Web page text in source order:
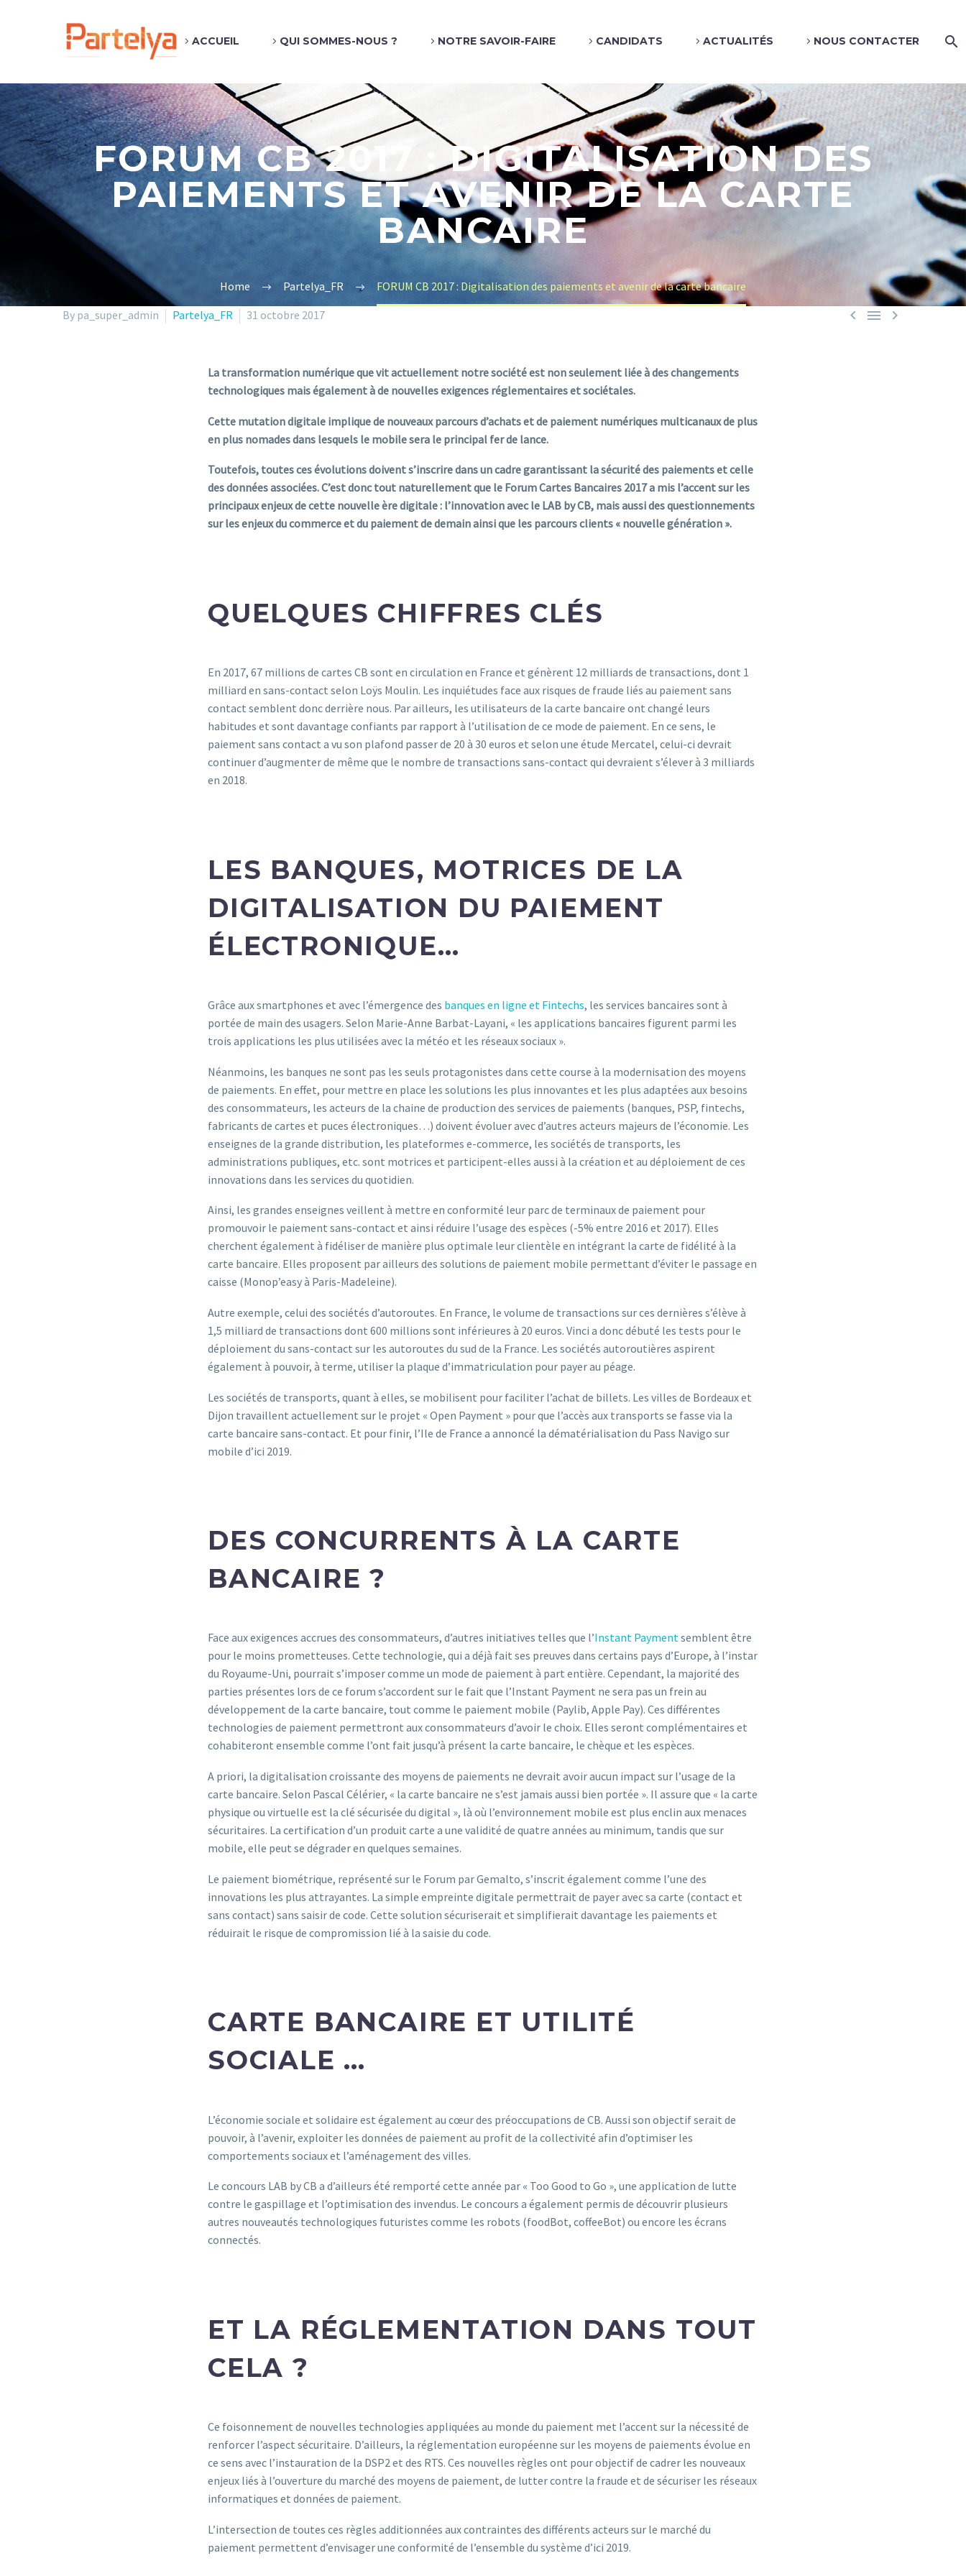
ACCUEIL QUI SOMMES-NOUS ? NOTRE SAVOIR-FAIRE CANDIDATS ACTUALITÉS NOUS CONTACTER
FORUM CB 2017 : DIGITALISATION DES
PAIEMENTS ET AVENIR DE LA CARTE
BANCAIRE
Home Partelya_FR FORUM CB 2017 : Digitalisation des paiements et avenir de la carte bancaire
  
By pa_super_admin Partelya_FR 31 octobre 2017
La transformation numérique que vit actuellement notre société est non seulement liée à des changements
technologiques mais également à de nouvelles exigences réglementaires et sociétales.
Cette mutation digitale implique de nouveaux parcours d’achats et de paiement numériques multicanaux de plus
en plus nomades dans lesquels le mobile sera le principal fer de lance.
Toutefois, toutes ces évolutions doivent s’inscrire dans un cadre garantissant la sécurité des paiements et celle
des données associées. C’est donc tout naturellement que le Forum Cartes Bancaires 2017 a mis l’accent sur les
principaux enjeux de cette nouvelle ère digitale : l’innovation avec le LAB by CB, mais aussi des questionnements
sur les enjeux du commerce et du paiement de demain ainsi que les parcours clients « nouvelle génération ».
QUELQUES CHIFFRES CLÉS
En 2017, 67 millions de cartes CB sont en circulation en France et génèrent 12 milliards de transactions, dont 1
milliard en sans-contact selon Loÿs Moulin. Les inquiétudes face aux risques de fraude liés au paiement sans
contact semblent donc derrière nous. Par ailleurs, les utilisateurs de la carte bancaire ont changé leurs
habitudes et sont davantage confiants par rapport à l’utilisation de ce mode de paiement. En ce sens, le
paiement sans contact a vu son plafond passer de 20 à 30 euros et selon une étude Mercatel, celui-ci devrait
continuer d’augmenter de même que le nombre de transactions sans-contact qui devraient s’élever à 3 milliards
en 2018.
LES BANQUES, MOTRICES DE LA
DIGITALISATION DU PAIEMENT
ÉLECTRONIQUE…
Grâce aux smartphones et avec l’émergence des banques en ligne et Fintechs, les services bancaires sont à
portée de main des usagers. Selon Marie-Anne Barbat-Layani, « les applications bancaires figurent parmi les
trois applications les plus utilisées avec la météo et les réseaux sociaux ».
Néanmoins, les banques ne sont pas les seuls protagonistes dans cette course à la modernisation des moyens
de paiements. En effet, pour mettre en place les solutions les plus innovantes et les plus adaptées aux besoins
des consommateurs, les acteurs de la chaine de production des services de paiements (banques, PSP, fintechs,
fabricants de cartes et puces électroniques…) doivent évoluer avec d’autres acteurs majeurs de l’économie. Les
enseignes de la grande distribution, les plateformes e-commerce, les sociétés de transports, les
administrations publiques, etc. sont motrices et participent-elles aussi à la création et au déploiement de ces
innovations dans les services du quotidien.
Ainsi, les grandes enseignes veillent à mettre en conformité leur parc de terminaux de paiement pour
promouvoir le paiement sans-contact et ainsi réduire l’usage des espèces (-5% entre 2016 et 2017). Elles
cherchent également à fidéliser de manière plus optimale leur clientèle en intégrant la carte de fidélité à la
carte bancaire. Elles proposent par ailleurs des solutions de paiement mobile permettant d’éviter le passage en
caisse (Monop’easy à Paris-Madeleine).
Autre exemple, celui des sociétés d’autoroutes. En France, le volume de transactions sur ces dernières s’élève à
1,5 milliard de transactions dont 600 millions sont inférieures à 20 euros. Vinci a donc débuté les tests pour le
déploiement du sans-contact sur les autoroutes du sud de la France. Les sociétés autoroutières aspirent
également à pouvoir, à terme, utiliser la plaque d’immatriculation pour payer au péage.
Les sociétés de transports, quant à elles, se mobilisent pour faciliter l’achat de billets. Les villes de Bordeaux et
Dijon travaillent actuellement sur le projet « Open Payment » pour que l’accès aux transports se fasse via la
carte bancaire sans-contact. Et pour finir, l’Ile de France a annoncé la dématérialisation du Pass Navigo sur
mobile d’ici 2019.
DES CONCURRENTS À LA CARTE
BANCAIRE ?
Face aux exigences accrues des consommateurs, d’autres initiatives telles que l’Instant Paymentsemblent être
pour le moins prometteuses. Cette technologie, qui a déjà fait ses preuves dans certains pays d’Europe, à l’instar
du Royaume-Uni, pourrait s’imposer comme un mode de paiement à part entière. Cependant, la majorité des
parties présentes lors de ce forum s’accordent sur le fait que l’Instant Payment ne sera pas un frein au
développement de la carte bancaire, tout comme le paiement mobile (Paylib, Apple Pay). Ces différentes
technologies de paiement permettront aux consommateurs d’avoir le choix. Elles seront complémentaires et
cohabiteront ensemble comme l’ont fait jusqu’à présent la carte bancaire, le chèque et les espèces.
A priori, la digitalisation croissante des moyens de paiements ne devrait avoir aucun impact sur l’usage de la
carte bancaire. Selon Pascal Célérier, « la carte bancaire ne s’est jamais aussi bien portée ». Il assure que « la carte
physique ou virtuelle est la clé sécurisée du digital », là où l’environnement mobile est plus enclin aux menaces
sécuritaires. La certification d’un produit carte a une validité de quatre années au minimum, tandis que sur
mobile, elle peut se dégrader en quelques semaines.
Le paiement biométrique, représenté sur le Forum par Gemalto, s’inscrit également comme l’une des
innovations les plus attrayantes. La simple empreinte digitale permettrait de payer avec sa carte (contact et
sans contact) sans saisir de code. Cette solution sécuriserait et simplifierait davantage les paiements et
réduirait le risque de compromission lié à la saisie du code.
CARTE BANCAIRE ET UTILITÉ
SOCIALE …
L’économie sociale et solidaire est également au cœur des préoccupations de CB. Aussi son objectif serait de
pouvoir, à l’avenir, exploiter les données de paiement au profit de la collectivité afin d’optimiser les
comportements sociaux et l’aménagement des villes.
Le concours LAB by CB a d’ailleurs été remporté cette année par « Too Good to Go », une application de lutte
contre le gaspillage et l’optimisation des invendus. Le concours a également permis de découvrir plusieurs
autres nouveautés technologiques futuristes comme les robots (foodBot, coffeeBot) ou encore les écrans
connectés.
ET LA RÉGLEMENTATION DANS TOUT
CELA ?
Ce foisonnement de nouvelles technologies appliquées au monde du paiement met l’accent sur la nécessité de
renforcer l’aspect sécuritaire. D’ailleurs, la réglementation européenne sur les moyens de paiements évolue en
ce sens avec l’instauration de la DSP2 et des RTS. Ces nouvelles règles ont pour objectif de cadrer les nouveaux
enjeux liés à l’ouverture du marché des moyens de paiement, de lutter contre la fraude et de sécuriser les réseaux
informatiques et données de paiement.
L’intersection de toutes ces règles additionnées aux contraintes des différents acteurs sur le marché du
paiement permettent d’envisager une conformité de l’ensemble du système d’ici 2019.